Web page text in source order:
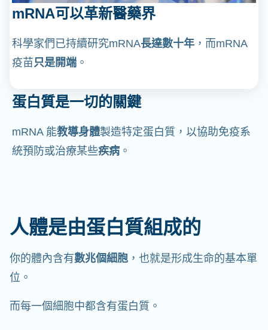
mRNA可以革新醫藥界
科學家們已持續研究mRNA長達數十年 ，而mRNA
疫苗只是開端 。
蛋白質是一切的關鍵
mRNA 能教導身體製造特定蛋白質，以協助免疫系
統預防或治療某些疾病 。
人體是由蛋白質組成的
你的體內含有數兆個細胞 ，也就是形成生命的基本單
位。
而每一個細胞中都含有蛋白質。